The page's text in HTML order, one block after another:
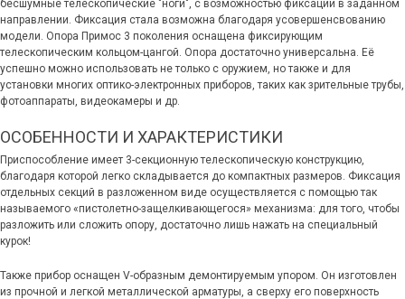
бесшумные телескопические "ноги", с возможностью фиксации в заданном
направлении. Фиксация стала возможна благодаря усовершенсвованию
модели. Опора Примос 3 поколения оснащена фиксирующим
телескопическим кольцом-цангой. Опора достаточно универсальна. Её
успешно можно использовать не только с оружием, но также и для
установки многих оптико-электронных приборов, таких как зрительные трубы,
фотоаппараты, видеокамеры и др.
ОСОБЕННОСТИ И ХАРАКТЕРИСТИКИ
Приспособление имеет 3-секционную телескопическую конструкцию,
благодаря которой легко складывается до компактных размеров. Фиксация
отдельных секций в разложенном виде осуществляется с помощью так
называемого «пистолетно-защелкивающегося» механизма: для того, чтобы
разложить или сложить опору, достаточно лишь нажать на специальный
курок!
Также прибор оснащен V-образным демонтируемым упором. Он изготовлен
из прочной и легкой металлической арматуры, а сверху его поверхность